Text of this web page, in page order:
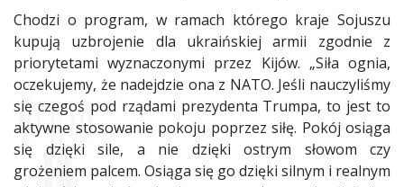
Chodzi o program, w ramach którego kraje Sojuszu
kupują uzbrojenie dla ukraińskiej armii zgodnie z
priorytetami wyznaczonymi przez Kijów. „Siła ognia,
oczekujemy, że nadejdzie ona z NATO. Jeśli nauczyliśmy
się czegoś pod rządami prezydenta Trumpa, to jest to
aktywne stosowanie pokoju poprzez siłę. Pokój osiąga
się dzięki sile, a nie dzięki ostrym słowom czy
grożeniem palcem. Osiąga się go dzięki silnym i realnym